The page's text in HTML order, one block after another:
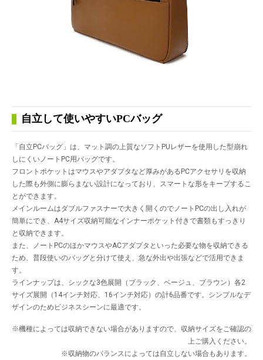
自立して使いやすいPCバッグ
「自立PCバッグ」は、マット調の上質なソフトPUレザーを使用した型崩れ
しにくいノートPC用バッグです。
フロントポケットはマウスやアダプタなど厚みがあるPCアクセサリを収納
した際も外側に膨らまない設計になっており、スマートな形をキープするこ
とができます。
メインルームはダブルファスナーで大きく開くのでノートPCの出し入れが
簡単にでき、A4サイズ収納可能なインナーポケット付きで書類もすっきり
と収納できます。
また、ノートPCのほかマウスやACアダプタといった必要な物を収納できる
ため、普段使いのバッグと分けて使え、急な外出や出張などで活用できま
す。
ラインナップは、シックな3色展開（ブラック、ベージュ、ブラウン）各2
サイズ展開（14インチ対応、16インチ対応）の計6品番です。シンプルなデ
ザインのためビジネスシーンに最適です。
※機種によっては収納できない場合がありますので、収納サイズをご確認の
上ご購入ください。
※収納物のバランスによっては自立しない場合もあります。